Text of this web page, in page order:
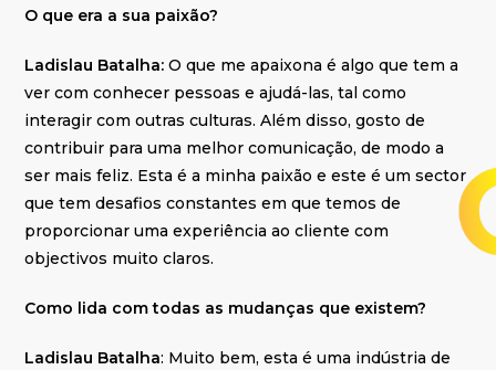
O que era a sua paixão?
Ladislau Batalha: O que me apaixona é algo que tem a
ver com conhecer pessoas e ajudá-las, tal como
interagir com outras culturas. Além disso, gosto de
contribuir para uma melhor comunicação, de modo a
ser mais feliz. Esta é a minha paixão e este é um sector
que tem desafios constantes em que temos de
proporcionar uma experiência ao cliente com
objectivos muito claros.
Como lida com todas as mudanças que existem?
Ladislau Batalha: Muito bem, esta é uma indústria de